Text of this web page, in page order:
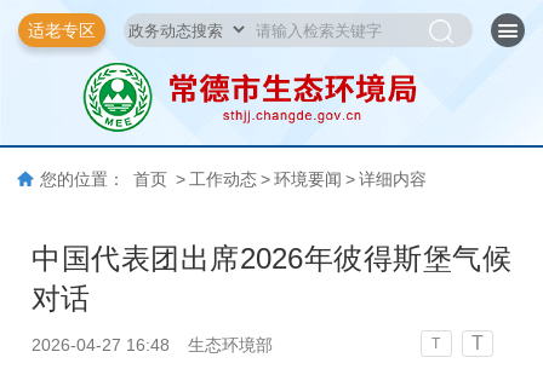
适老专区
您的位置： 首页 > 工作动态 > 环境要闻 > 详细内容
中国代表团出席2026年彼得斯堡气候
对话
2026-04-27 16:48 生态环境部 T T